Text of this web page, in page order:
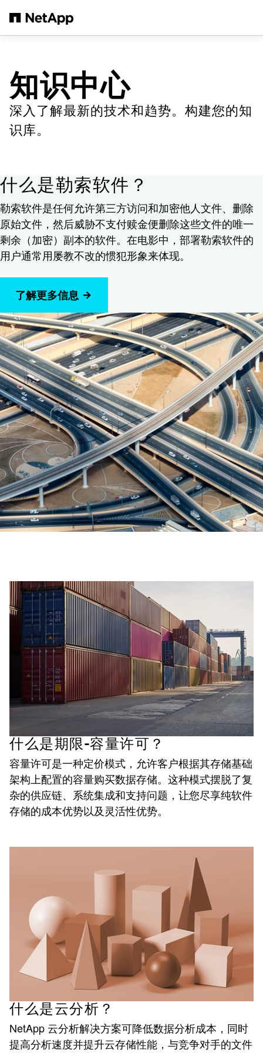
知识中心
深入了解最新的技术和趋势。构建您的知
识库。
什么是勒索软件？
勒索软件是任何允许第三方访问和加密他人文件、删除
原始文件，然后威胁不支付赎金便删除这些文件的唯一
剩余（加密）副本的软件。在电影中，部署勒索软件的
用户通常用屡教不改的惯犯形象来体现。
了解更多信息
什么是期限-容量许可？
容量许可是一种定价模式，允许客户根据其存储基础
架构上配置的容量购买数据存储。这种模式摆脱了复
杂的供应链、系统集成和支持问题，让您尽享纯软件
存储的成本优势以及灵活性优势。
什么是云分析？
NetApp 云分析解决方案可降低数据分析成本，同时
提高分析速度并提升云存储性能，与竞争对手的文件